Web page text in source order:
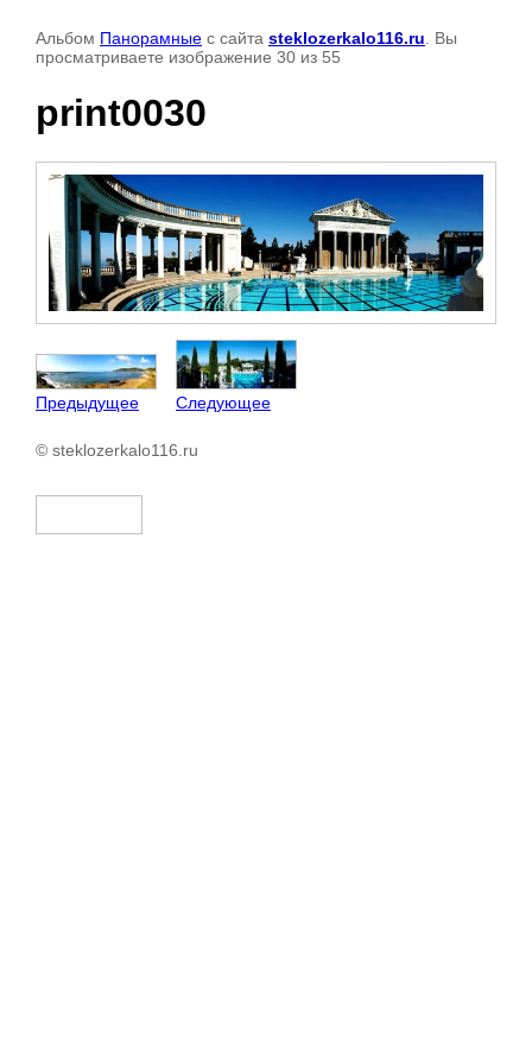
Альбом Панорамные с сайта steklozerkalo116.ru . Вы
просматриваете изображение 30 из 55
print0030
Предыдущее Следующее
© steklozerkalo116.ru